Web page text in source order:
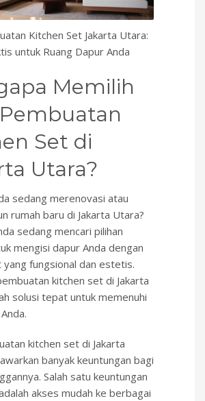
Kitchen Set Jakarta Utara:
untuk Ruang Dapur Anda
Memilih
Set di
Utara?
sedang merenovasi atau
rumah baru di Jakarta Utara?
sedang mencari pilihan
mengisi dapur Anda dengan
yang fungsional dan estetis.
kitchen set di Jakarta
solusi tepat untuk memenuhi
kitchen set di Jakarta
banyak keuntungan bagi
Salah satu keuntungan
akses mudah ke berbagai